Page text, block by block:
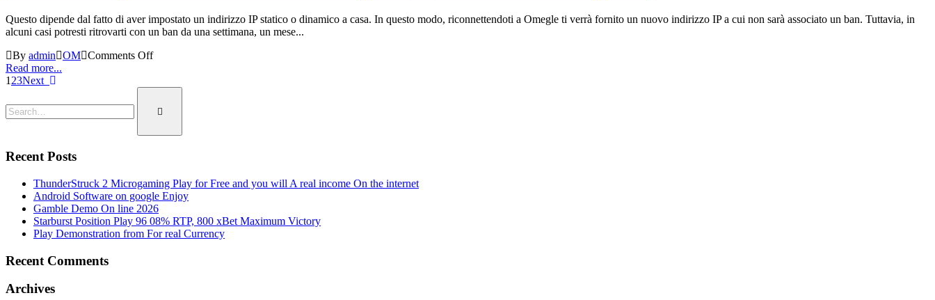
Questo dipende dal fatto di aver impostato un indirizzo IP statico o dinamico a casa. In questo modo, riconnettendoti a Omegle ti verrà fornito un nuovo indirizzo IP a cui non sarà associato un ban. Tuttavia, in
alcuni casi potresti ritrovarti con un ban da una settimana, un mese...
By admin OM Comments Off
Read more...
1 23Next
Recent Posts
ThunderStruck 2 Microgaming Play for Free and you will A real income On the internet
Android Software on google Enjoy
Gamble Demo On line 2026
Starburst Position Play 96 08% RTP, 800 xBet Maximum Victory
Play Demonstration from For real Currency
Recent Comments
Archives